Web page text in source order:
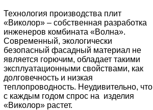
Технология производства плит
«Виколор» – собственная разработка
инженеров комбината «Волна».
Современный, экологически
безопасный фасадный материал не
является горючим, обладает такими
эксплуатационными свойствами, как
долговечность и низкая
теплопроводность. Неудивительно, что
с каждым годом спрос на изделия
«Виколор» растет.